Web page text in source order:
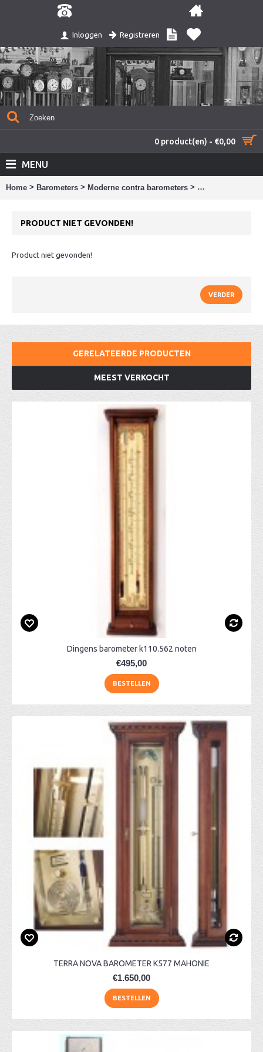
Inloggen Registreren
0 product(en) - €0,00
MENU
Home > Barometers > Moderne contra barometers > Product niet
PRODUCT NIET GEVONDEN!
Product niet gevonden!
VERDER
GERELATEERDE PRODUCTEN
MEEST VERKOCHT
Dingens barometer k110.562 noten
€495,00
BESTELLEN
TERRA NOVA BAROMETER K577 MAHONIE
€1.650,00
BESTELLEN